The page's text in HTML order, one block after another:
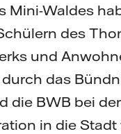
Mini-Waldes
des
und
das
die BWB bei
in die Stadt